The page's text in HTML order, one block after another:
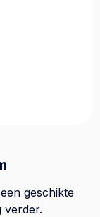
geschikte
verder.